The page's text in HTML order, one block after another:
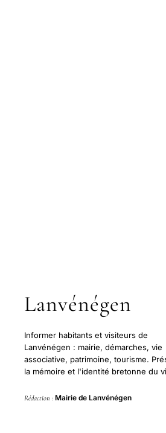
Lanvénégen
Informer habitants et visiteurs de
Lanvénégen : mairie, démarches, vie
associative, patrimoine, tourisme.
la mémoire et l'identité bretonne du
Rédaction : Mairie de Lanvénégen